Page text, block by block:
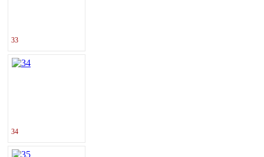
33
34